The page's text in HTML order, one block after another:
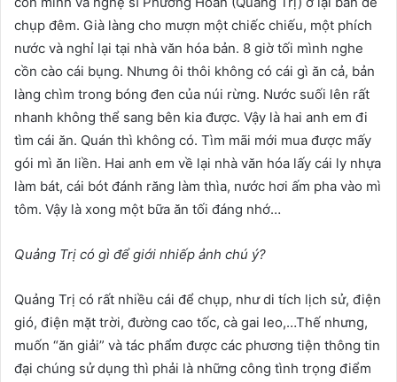
chụp đêm. Già làng cho mượn một chiếc chiếu, một phích
nước và nghỉ lại tại nhà văn hóa bản. 8 giờ tối mình nghe
cồn cào cái bụng. Nhưng ôi thôi không có cái gì ăn cả, bản
làng chìm trong bóng đen của núi rừng. Nước suối lên rất
nhanh không thể sang bên kia được. Vậy là hai anh em đi
tìm cái ăn. Quán thì không có. Tìm mãi mới mua được mấy
gói mì ăn liền. Hai anh em về lại nhà văn hóa lấy cái ly nhựa
làm bát, cái bót đánh răng làm thìa, nước hơi ấm pha vào mì
tôm. Vậy là xong một bữa ăn tối đáng nhớ…
Quảng Trị có gì để giới nhiếp ảnh chú ý?
Quảng Trị có rất nhiều cái để chụp, như di tích lịch sử, điện
gió, điện mặt trời, đường cao tốc, cà gai leo,…Thế nhưng,
muốn “ăn giải” và tác phẩm được các phương tiện thông tin
đại chúng sử dụng thì phải là những công tình trọng điểm